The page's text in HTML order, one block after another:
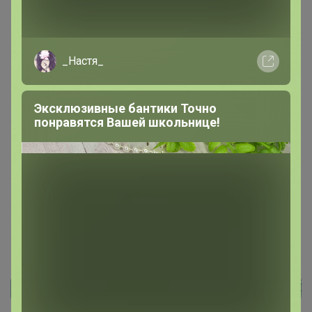
200 000+
пользователей
по
_Настя_
Эксклюзивные бантики Точно
понравятся Вашей школьнице!